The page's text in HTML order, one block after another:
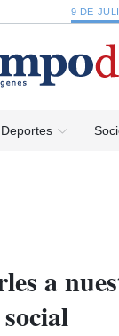
9 DE
Deportes
a